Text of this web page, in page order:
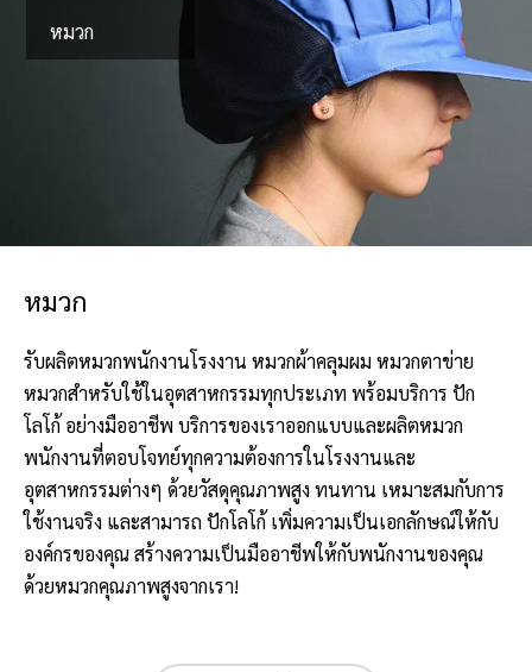
หมวก
หมวก
รับผลิตหมวกพนักงานโรงงาน หมวกผ้าคลุมผม หมวกตาข่าย
หมวกสำหรับใช้ในอุตสาหกรรมทุกประเภท พร้อมบริการ ปัก
โลโก้ อย่างมืออาชีพ บริการของเราออกแบบและผลิตหมวก
พนักงานที่ตอบโจทย์ทุกความต้องการในโรงงานและ
อุตสาหกรรมต่างๆ ด้วยวัสดุคุณภาพสูง ทนทาน เหมาะสมกับการ
ใช้งานจริง และสามารถ ปักโลโก้ เพิ่มความเป็นเอกลักษณ์ให้กับ
องค์กรของคุณ สร้างความเป็นมืออาชีพให้กับพนักงานของคุณ
ด้วยหมวกคุณภาพสูงจากเรา!